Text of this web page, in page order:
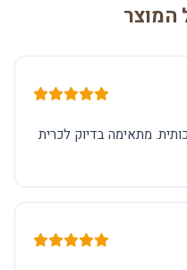
המוצר
מתאימה בדיוק לכרית